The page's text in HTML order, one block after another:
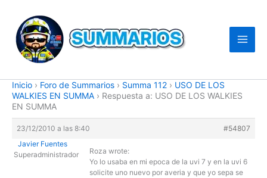
contenido
Inicio › Foro de Summarios › Summa 112 › USO DE LOS
WALKIES EN SUMMA › Respuesta a: USO DE LOS WALKIES
EN SUMMA
23/12/2010 a las 8:40
#54807
Javier Fuentes
Superadministrador
Roza wrote:
Yo lo usaba en mi epoca de la uvi 7 y en la uvi 6
solicite uno nuevo por averia y que yo sepa se